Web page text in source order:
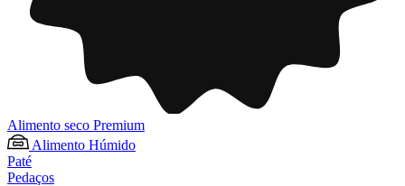
Alimento seco Premium
Alimento Húmido
Paté
Pedaços